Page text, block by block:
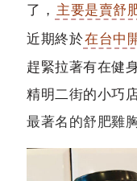
了， 主要是賣舒
近期終於在台中
趕緊拉著有在健
精明二街的小巧
最著名的舒肥雞